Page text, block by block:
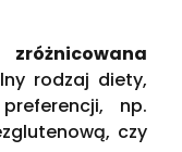
zróżnicowana
rodzaj diety,
np.
czy